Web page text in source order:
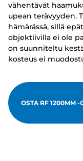
vähentävät
upean terävyyden.
hämärässä, sillä
objektiivilla ei ole
on suunniteltu
kosteus ei
OSTA RF 1200MM -